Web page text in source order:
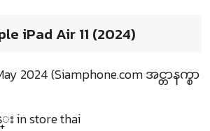
iPad Air 11 (2024)
2024 (Siamphone.com အင္တာနက္စာ
store thai